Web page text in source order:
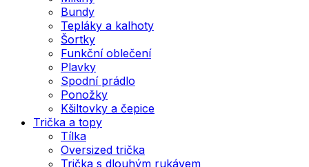
Bundy
Tepláky a kalhoty
Šortky
Funkční oblečení
Plavky
Spodní prádlo
Ponožky
Kšiltovky a čepice
Trička a topy
Tílka
Oversized trička
Trička s dlouhým rukávem